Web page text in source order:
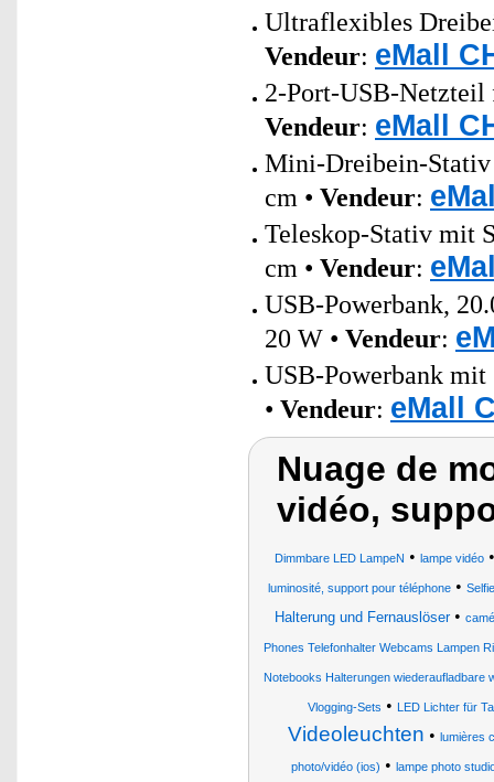
Ultraflexibles
Vendeur: eMall
2-Port-USB-Netzteil
Vendeur: eMall
Mini-Dreibein-Stativ
cm • Vendeur:
Teleskop-Stativ mit
cm • Vendeur:
USB-Powerbank,
20 W • Vendeur:
USB-Powerbank
• Vendeur: eMall
Nuage de
vidéo,
Dimmbare LED LampeN • lampe vidéo
luminosité, support pour téléphone •
Halterung und Fernauslöser•
Phones Telefonhalter Webcams Lampen
Notebooks Halterungen wiederaufladbare
Vlogging-Sets • LED Lichter für
Videoleuchten • lumières
photo/vidéo (ios) • lampe photo